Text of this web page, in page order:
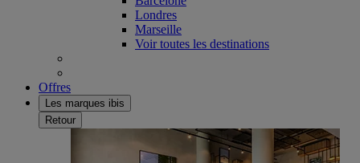
Londres
Marseille
Voir toutes les destinations
Offres
Les marques ibis
Retour